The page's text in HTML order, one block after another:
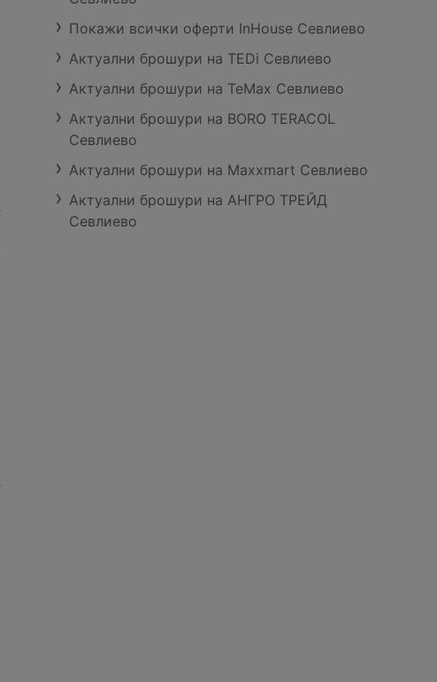
Покажи всички оферти InHouse Севлиево
Актуални брошури на TEDi Севлиево
Актуални брошури на TeMax Севлиево
Актуални брошури на BORO TERACOL
Севлиево
Актуални брошури на Maxxmart Севлиево
Актуални брошури на АНГРО ТРЕЙД
Севлиево